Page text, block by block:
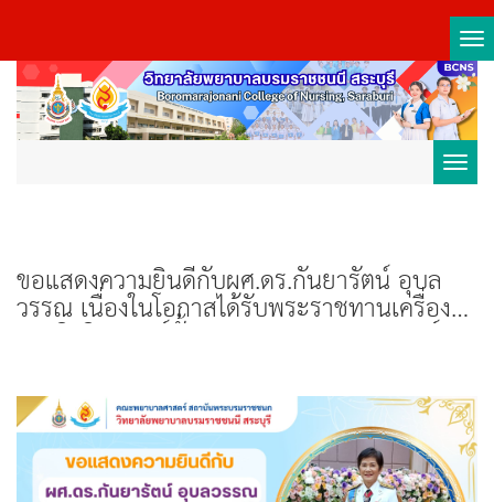
ขอแสดงความยินดีกับผศ.ดร.กันยารัตน์ อุบล
วรรณ เนื่องในโอกาสได้รับพระราชทานเครื่อง
ราชอิสริยาภรณ์ชั้นสายสะพายประถมาภรณ์